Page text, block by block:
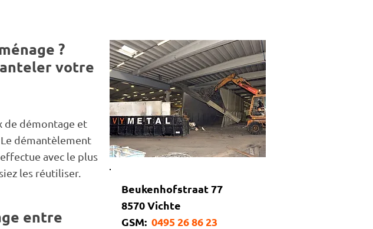
?
votre
de démontage et
démantèlement
avec le plus
les réutiliser.
entre
Beukenhofstraat 77
8570 Vichte
GSM: 0495 26 86 23